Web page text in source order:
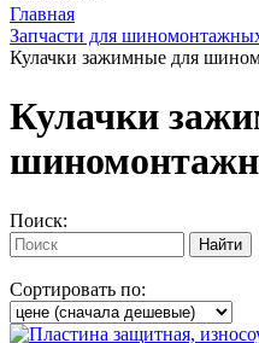
Главная
Запчасти для
Кулачки зажимные для
Кулачки
Поиск:
Сортировать по: